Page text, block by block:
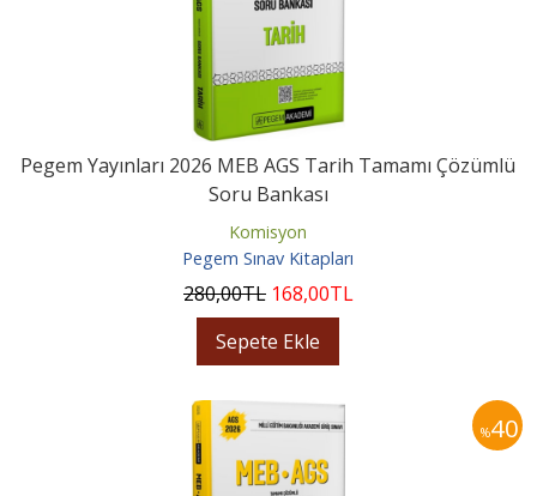
Pegem Yayınları 2026 MEB AGS Tarih Tamamı Çözümlü
Soru Bankası
Komisyon
Pegem Sınav Kitapları
280,00TL 168,00TL
Sepete Ekle
%40